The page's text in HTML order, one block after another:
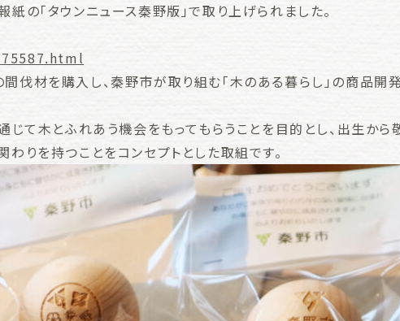
の「タウンニュース秦野版」で取り上げられました。
伐材を購入し、秦野市が取り組む「木のある暮らし」の商品開
じて木とふれあう機会をもってもらうことを目的とし、出生から
りを持つことをコンセプトとした取組です。